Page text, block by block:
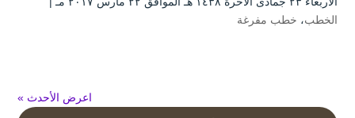
الخطب، خطب مفرغة
اعرض الأحدث »